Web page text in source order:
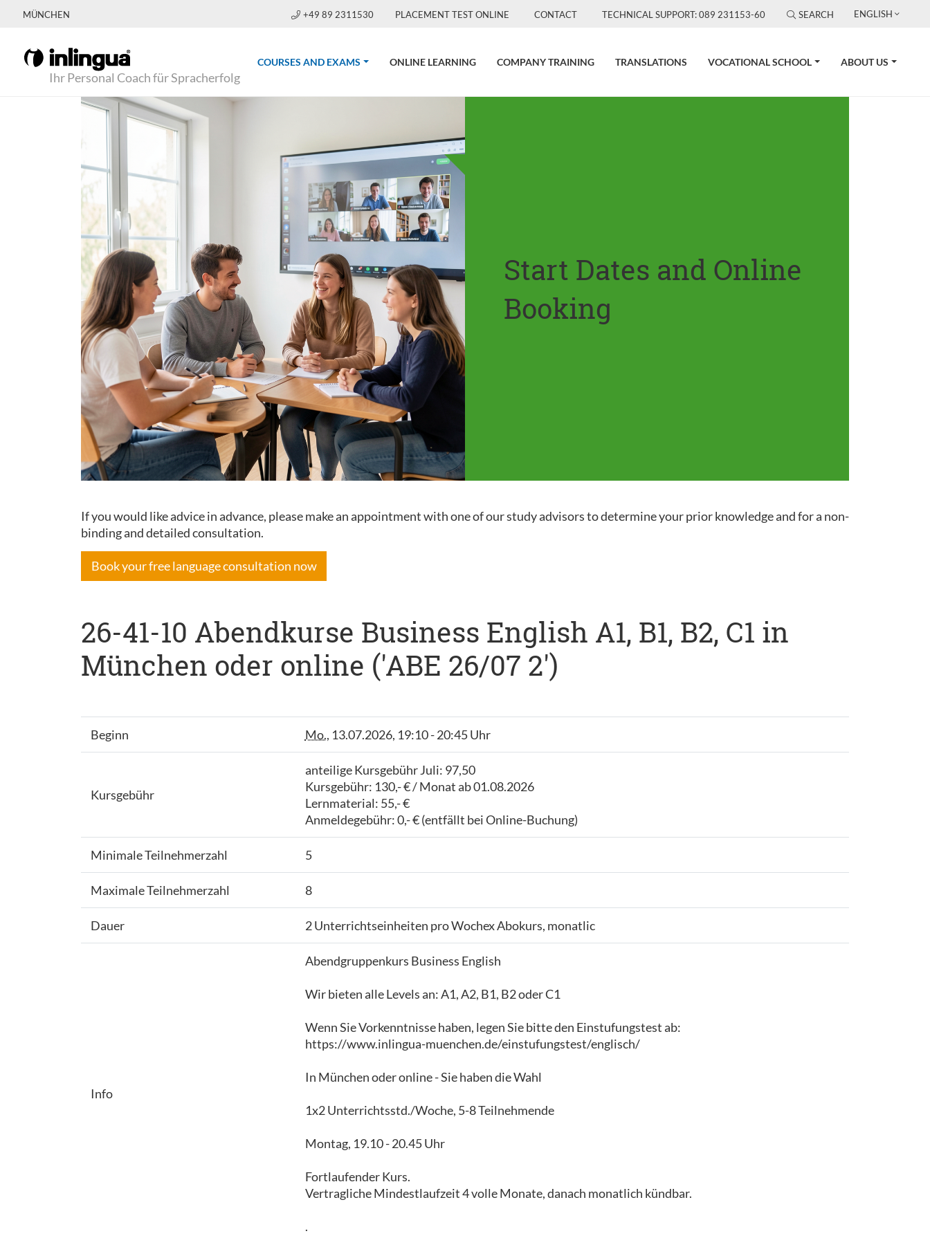
MÜNCHEN +49 89 2311530 PLACEMENT TEST ONLINE CONTACT TECHNICAL SUPPORT: 089 231153-60 SEARCH ENGLISH
Ihr Personal Coach für Spracherfolg
COURSES AND EXAMS (CURRENT)ONLINE LEARNING COMPANY TRAINING TRANSLATIONS VOCATIONAL SCHOOL ABOUT US
Start Dates and Online
Booking
If you would like advice in advance, please make an appointment with one of our study advisors to determine your prior knowledge and for a non-
binding and detailed consultation.
Book your free language consultation now
26-41-10 Abendkurse Business English A1, B1, B2, C1 in
München oder online ('ABE 26/07 2')
Beginn Mo., 13.07.2026, 19:10 - 20:45 Uhr
Kursgebühr
anteilige Kursgebühr Juli: 97,50
Kursgebühr: 130,- € / Monat ab 01.08.2026
Lernmaterial: 55,- €
Anmeldegebühr: 0,- € (entfällt bei Online-Buchung)
Minimale Teilnehmerzahl 5
Maximale Teilnehmerzahl 8
Dauer 2 Unterrichtseinheiten pro Wochex Abokurs, monatlic
Info
Abendgruppenkurs Business English
Wir bieten alle Levels an: A1, A2, B1, B2 oder C1
Wenn Sie Vorkenntnisse haben, legen Sie bitte den Einstufungstest ab:
https://www.inlingua-muenchen.de/einstufungstest/englisch/
In München oder online - Sie haben die Wahl
1x2 Unterrichtsstd./Woche, 5-8 Teilnehmende
Montag, 19.10 - 20.45 Uhr
Fortlaufender Kurs.
Vertragliche Mindestlaufzeit 4 volle Monate, danach monatlich kündbar.
.